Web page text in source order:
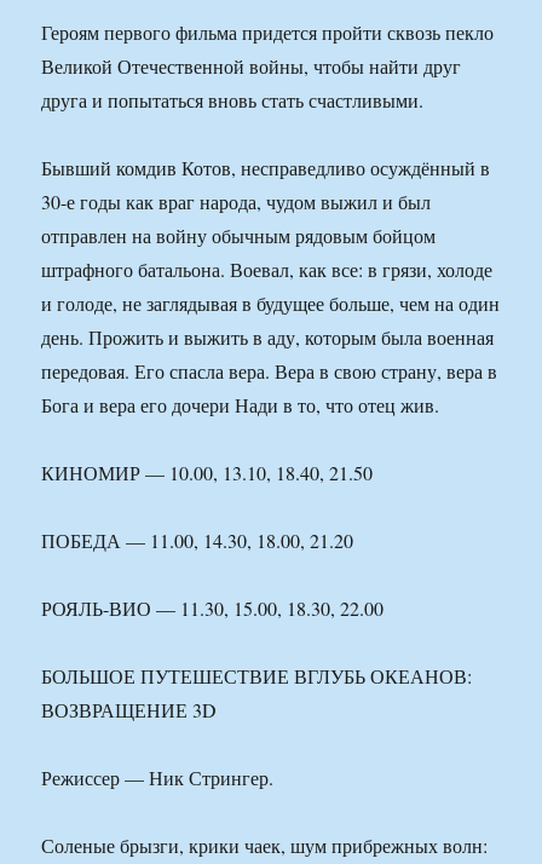
Героям первого фильма придется пройти сквозь пекло
Великой Отечественной войны, чтобы найти друг
друга и попытаться вновь стать счастливыми.
Бывший комдив Котов, несправедливо осуждённый в
30-е годы как враг народа, чудом выжил и был
отправлен на войну обычным рядовым бойцом
штрафного батальона. Воевал, как все: в грязи, холоде
и голоде, не заглядывая в будущее больше, чем на один
день. Прожить и выжить в аду, которым была военная
передовая. Его спасла вера. Вера в свою страну, вера в
Бога и вера его дочери Нади в то, что отец жив.
КИНОМИР — 10.00, 13.10, 18.40, 21.50
ПОБЕДА — 11.00, 14.30, 18.00, 21.20
РОЯЛЬ-ВИО — 11.30, 15.00, 18.30, 22.00
БОЛЬШОЕ ПУТЕШЕСТВИЕ ВГЛУБЬ ОКЕАНОВ:
ВОЗВРАЩЕНИЕ 3D
Режиссер — Ник Стрингер.
Соленые брызги, крики чаек, шум прибрежных волн: